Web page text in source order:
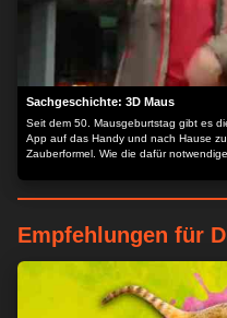
Sachgeschichte: 3D Maus
Seit dem 50. Mausgeburtstag gibt es
App auf das Handy und nach Hause
Zauberformel. Wie die dafür
Empfehlungen für